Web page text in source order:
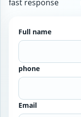
fast response
Full name
phone
Email